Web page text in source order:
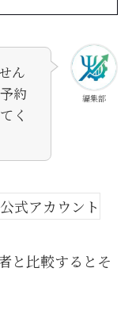
編集部
ん
約
く
と比較するとそ